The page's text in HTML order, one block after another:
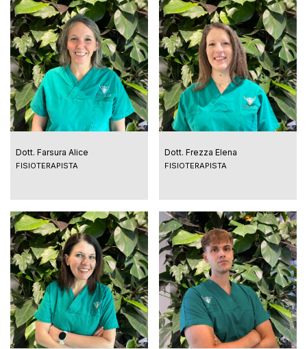
Dott. Farsura Alice
FISIOTERAPISTA
Dott. Frezza Elena
FISIOTERAPISTA